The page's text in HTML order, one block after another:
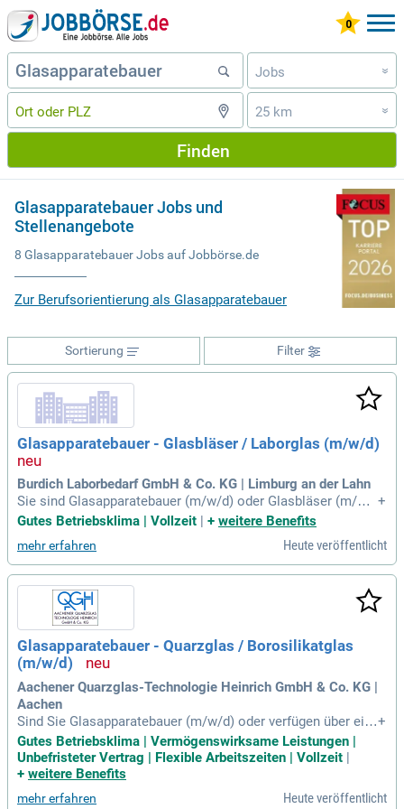
Jobs »
25 km »
Finden
Glasapparatebauer Jobs und
Stellenangebote
8 Glasapparatebauer Jobs auf Jobbörse.de
Zur Berufsorientierung als Glasapparatebauer
Filter
Sortierung
Glasapparatebauer - Glasbläser / Laborglas (m/w/d)
Burdich Laborbedarf GmbH & Co. KG | Limburg an der Lahn
Sie sind Glasapparatebauer (m/w/d) oder Glasbläser (m/w/
d) mit handwerklichem Geschick und Erfahrung in der Verar
sorgfältige und präzise Arbeitsweise verfügen, sind Sie bei u
ns genau richtig! Wir bieten Ihnen eine abwechslungsreiche
Tätigkeit mit individuellen Sonderanfertigungen in einem eta
blierten mittelständischen Unternehmen. In unserer modern
en Glasbläserei erwartet Sie ein inspirierendes Umfeld mit k
ollegialem Teamgeist. Teamfähigkeit und Deutschkenntniss
e (Niveau C1) sind bei uns Voraussetzung. Nutzen Sie die C
hance auf einen sicheren Arbeitsplatz und gestalten Sie Ihre
Karriere mit uns!
+
Gutes Betriebsklima | Vollzeit
+ weitere Benefits
mehr erfahren Heute veröffentlicht
Glasapparatebauer - Quarzglas / Borosilikatglas
(m/w/d)
Aachener Quarzglas-Technologie Heinrich GmbH & Co. KG |
Aachen
Sind Sie Glasapparatebauer (m/w/d) oder verfügen über ein
e vergleichbare Qualifikation? Dann bringen Sie handwerklic
hes Geschick und Erfahrung in der Verarbeitung von Quarz-
oder Borosilikatglas mit. Ihre Fähigkeit, präzise und selbstst
zur idealen Ergänzung für unser Team. Wir legen Wert auf Q
+
Gutes Betriebsklima | Vermögenswirksame Leistungen |
Unbefristeter Vertrag | Flexible Arbeitszeiten | Vollzeit |
+ weitere Benefits
mehr erfahren Heute veröffentlicht